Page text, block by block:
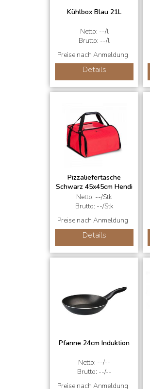
Kühlbox Blau 21L
Netto: --/l
Brutto: --/l
Preise nach Anmeldung
Details
Pizzaliefertasche
Schwarz 45x45cm Hendi
Netto: --/Stk
Brutto: --/Stk
Preise nach Anmeldung
Details
Pfanne 24cm Induktion
Netto: --/--
Brutto: --/--
Preise nach Anmeldung